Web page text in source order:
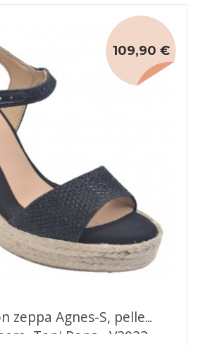
zeppa Agnes-S, pelle
Toni Pons - V2023
109,90 €